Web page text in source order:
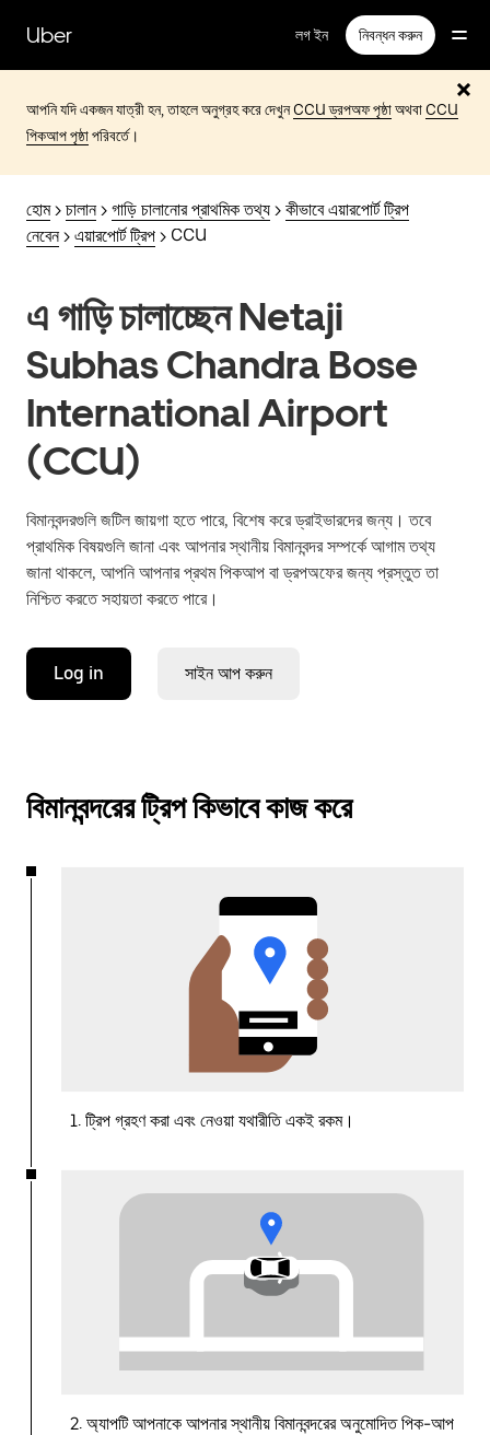
প্রধান
বিষয়সূচিতে
Uber লগ ইন নিবন্ধন করুন
আপনি যদি একজন যাত্রী হন, তাহলে অনুগ্রহ করে দেখুনCCU ড্রপঅফ পৃষ্ঠাঅথবাCCU
পিকআপ পৃষ্ঠাপরিবর্তে।
হোম> চালান> গাড়ি চালানোর প্রাথমিক তথ্য > কীভাবে এয়ারপোর্ট ট্রিপ
নেবেন> এয়ারপোর্ট ট্রিপ > CCU
এ গাড়ি চালাচ্ছেন Netaji
Subhas Chandra Bose
International Airport
(CCU)
বিমানবন্দরগুলি জটিল জায়গা হতে পারে, বিশেষ করে ড্রাইভারদের জন্য। তবে
প্রাথমিক বিষয়গুলি জানা এবং আপনার স্থানীয় বিমানবন্দর সম্পর্কে আগাম তথ্য
জানা থাকলে, আপনি আপনার প্রথম পিকআপ বা ড্রপঅফের জন্য প্রস্তুত তা
নিশ্চিত করতে সহায়তা করতে পারে।
Log in সাইন আপ করুন
বিমানবন্দরের ট্রিপ কিভাবে কাজ করে
1. ট্রিপ গ্রহণ করা এবং নেওয়া যথারীতি একই রকম।
2. অ্যাপটি আপনাকে আপনার স্থানীয় বিমানবন্দরের অনুমোদিত পিক-আপ